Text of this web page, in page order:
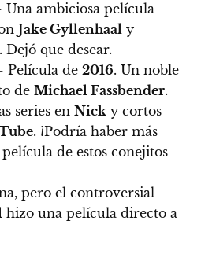
Una ambiciosa película
Jake Gyllenhaal y
. Dejó que desear.
Película de 2016. Un noble
de Michael Fassbender.
series en Nick y cortos
. ¡Podría haber más
de estos conejitos
pero el controversial
hizo una película directo a